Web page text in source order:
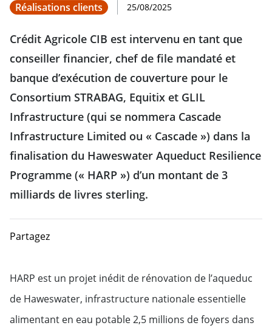
Réalisations clients 25/08/2025
Crédit Agricole CIB est intervenu en tant que
conseiller financier, chef de file mandaté et
banque d’exécution de couverture pour le
Consortium STRABAG, Equitix et GLIL
Infrastructure (qui se nommera Cascade
Infrastructure Limited ou « Cascade ») dans la
finalisation du Haweswater Aqueduct Resilience
Programme (« HARP ») d’un montant de 3
milliards de livres sterling.
Partagez
HARP est un projet inédit de rénovation de l’aqueduc
de Haweswater, infrastructure nationale essentielle
alimentant en eau potable 2,5 millions de foyers dans